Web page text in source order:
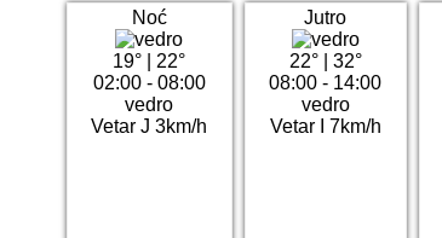
Noć
19°
22°
02:00 - 08:00
vedro
Vetar J 3km/h
Jutro
22°| 32°
08:00 - 14:00
vedro
Vetar I 7km/h